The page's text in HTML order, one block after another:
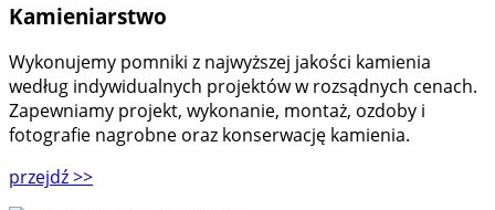
Kamieniarstwo
Wykonujemy pomniki z najwyższej jakości kamienia
według indywidualnych projektów w rozsądnych cenach.
Zapewniamy projekt, wykonanie, montaż, ozdoby i
fotografie nagrobne oraz konserwację kamienia.
przejdź>>